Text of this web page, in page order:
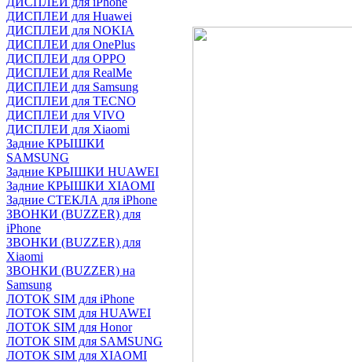
ДИСПЛЕИ для Huawei
ДИСПЛЕИ для NOKIA
ДИСПЛЕИ для OnePlus
ДИСПЛЕИ для OPPO
ДИСПЛЕИ для RealMe
ДИСПЛЕИ для Samsung
ДИСПЛЕИ для TECNO
ДИСПЛЕИ для VIVO
ДИСПЛЕИ для Xiaomi
Задние КРЫШКИ
SAMSUNG
Задние КРЫШКИ HUAWEI
Задние КРЫШКИ XIAOMI
Задние СТЕКЛА для iPhone
ЗВОНКИ (BUZZER) для
iPhone
ЗВОНКИ (BUZZER) для
Xiaomi
ЗВОНКИ (BUZZER) на
Samsung
ЛОТОК SIM для iPhone
ЛОТОК SIM для HUAWEI
ЛОТОК SIM для Honor
ЛОТОК SIM для SAMSUNG
ЛОТОК SIM для XIAOMI